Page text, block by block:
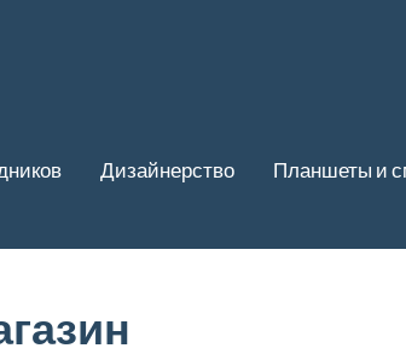
Дизайнерство Планшеты и